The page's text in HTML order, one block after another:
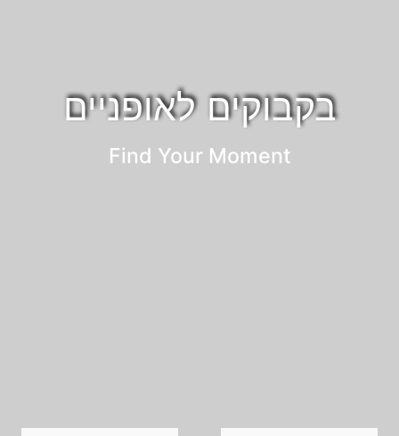
בקבוקים לאופניים
Find Your Moment